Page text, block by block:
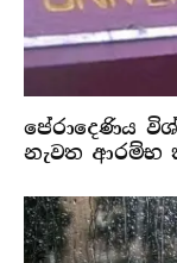
පේරාදෙණිය
නැවත ආරම්භ